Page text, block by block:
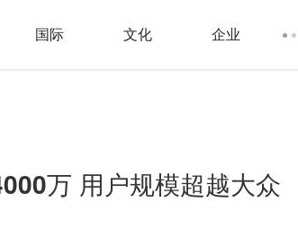
国际 文化 企业
万 用户规模超越大众